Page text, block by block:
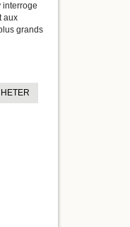
interroge
aux
grands